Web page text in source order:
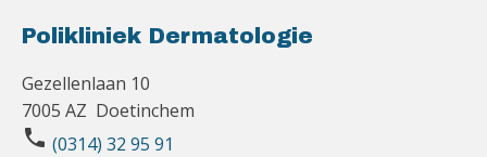
Polikliniek Dermatologie
Gezellenlaan 10
7005 AZ Doetinchem
phone (0314) 32 95 91